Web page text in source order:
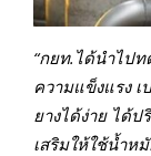
“กยท. ได้นำไปท
ความแข็งแรง
ยางได้ง่าย ได้
เสริมให้ใช้น้ำห